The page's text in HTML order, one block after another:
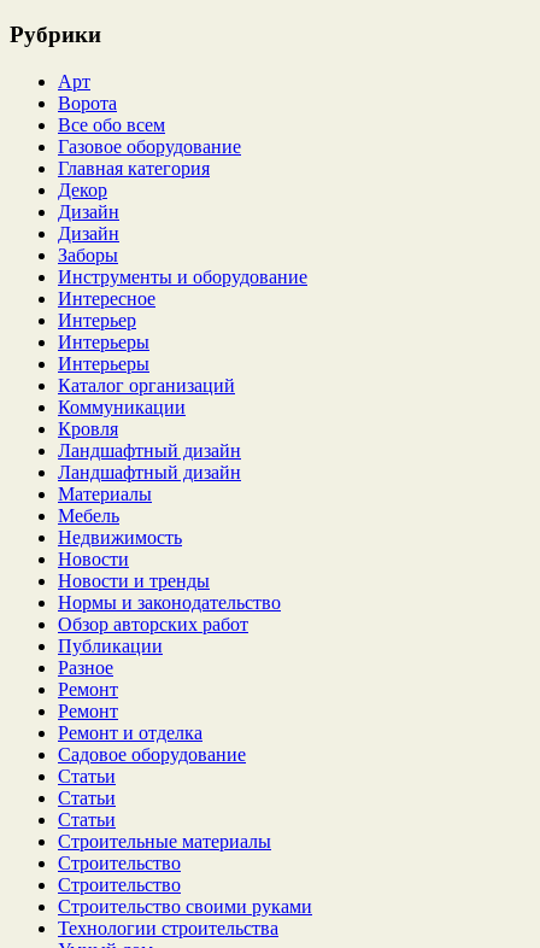
Рубрики
Арт
Ворота
Все обо всем
Газовое оборудование
Главная категория
Декор
Дизайн
Дизайн
Заборы
Инструменты и оборудование
Интересное
Интерьер
Интерьеры
Интерьеры
Каталог организаций
Коммуникации
Кровля
Ландшафтный дизайн
Ландшафтный дизайн
Материалы
Мебель
Недвижимость
Новости
Новости и тренды
Нормы и законодательство
Обзор авторских работ
Публикации
Разное
Ремонт
Ремонт
Ремонт и отделка
Садовое оборудование
Статьи
Статьи
Статьи
Строительные материалы
Строительство
Строительство
Строительство своими руками
Технологии строительства